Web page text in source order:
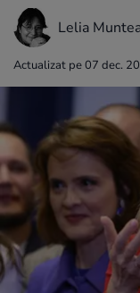
Lelia
Actualizat pe 07 dec.